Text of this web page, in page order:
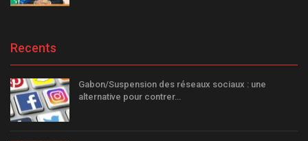
Recents
Gabon/Suspension des réseaux sociaux : une
alternative pour contrer…